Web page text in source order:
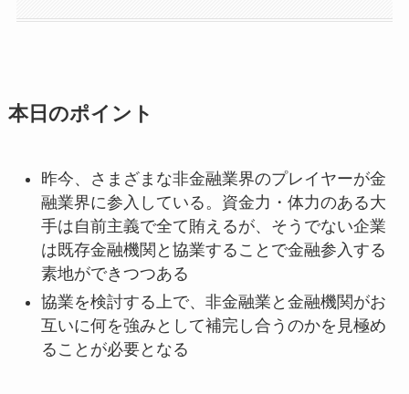
本日のポイント
昨今、さまざまな非金融業界のプレイヤーが金
融業界に参入している。資金力・体力のある大
手は自前主義で全て賄えるが、そうでない企業
は既存金融機関と協業することで金融参入する
素地ができつつある
協業を検討する上で、非金融業と金融機関がお
互いに何を強みとして補完し合うのかを見極め
ることが必要となる